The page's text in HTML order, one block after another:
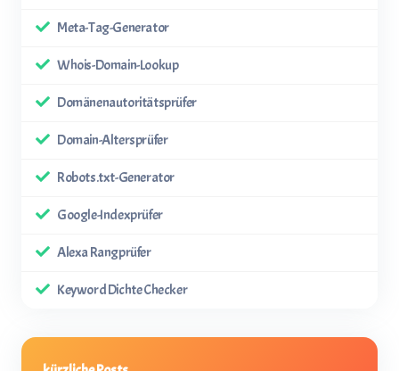
Meta-Tag-Generator
Whois-Domain-Lookup
Domänenautoritätsprüfer
Domain-Altersprüfer
Robots.txt-Generator
Google-Indexprüfer
Alexa Rangprüfer
Keyword Dichte Checker